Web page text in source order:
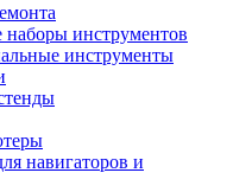
инструментов
инструменты
навигаторов и